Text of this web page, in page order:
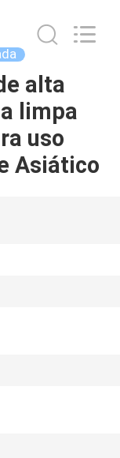
alta
limpa
uso
Asiático